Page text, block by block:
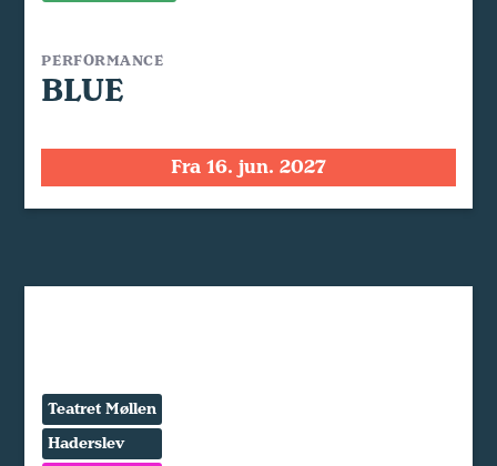
PERFORMANCE
BLUE
Fra 16. jun. 2027
Teatret Møllen
Haderslev